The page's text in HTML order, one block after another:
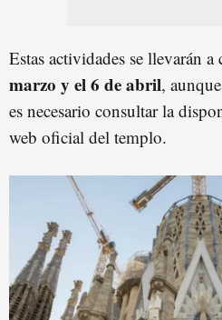
Estas actividades se llevarán a
marzo y el 6 de abril,
es necesario consultar la
web oficial del templo.